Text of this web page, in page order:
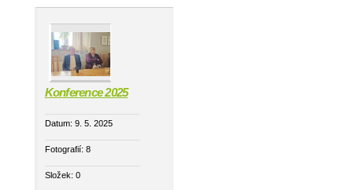
Konference 2025
Datum: 9. 5. 2025
Fotografií: 8
Složek: 0